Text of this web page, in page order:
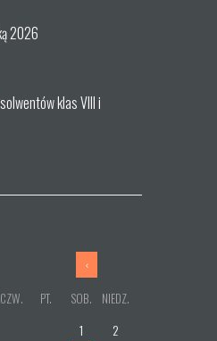
2026
klas VIII i
CZW. PT. SOB. NIEDZ.
1
2